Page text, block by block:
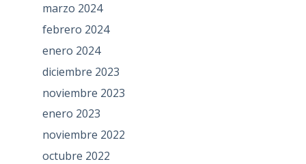
marzo 2024
febrero 2024
enero 2024
diciembre 2023
noviembre 2023
enero 2023
noviembre 2022
octubre 2022